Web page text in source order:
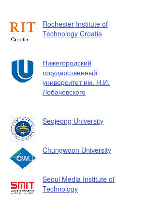
Rochester Institute of
Technology Croatia
Нижегородский
государственный
университет им. Н.И.
Лобачевского
Seojeong University
Chungwoon University
Seoul Media Institute of
Technology